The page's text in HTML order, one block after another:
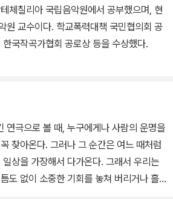
42회 시카고국제영화제
작품상- 봄 여름 가을 겨울 그리고 봄 제3
탈 익스프레스-최우수작품상 - 나쁜 남자
제 최우수작품상 - 나쁜 남자 제19회
까마귀상 - 섬 제49회 대종상 영화제 특
체칠리아 국립음악원에서 공부했으며, 현
원 교수이다. 학교폭력대책 국민협의회 공
국작곡가협회 공로상 등을 수상했다.
연극으로 볼 때, 누구에게나 사람의 운명을
찾아온다. 그러나 그 순간은 여느 때처럼
상을 가장해서 다가온다. 그래서 우리는
도 없이 소중한 기회를 놓쳐 버리거나 흘